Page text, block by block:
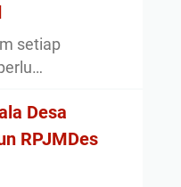
setiap
Desa
RPJMDes